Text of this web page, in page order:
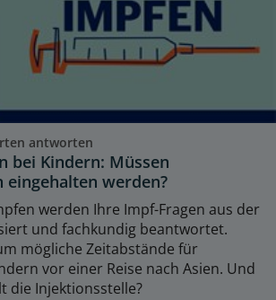
antworten
bei Kindern: Müssen
eingehalten werden?
werden Ihre Impf-Fragen aus der
und fachkundig beantwortet.
mögliche Zeitabstände für
vor einer Reise nach Asien. Und
die Injektionsstelle?